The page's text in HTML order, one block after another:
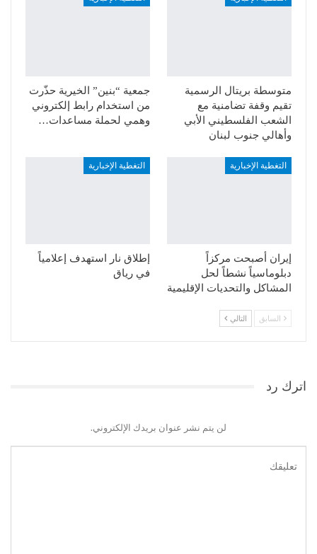
متوسطة بريتال الرسمية
تقيم وقفة تضامنية مع
الشعب الفلسطيني الأبي
وأهالي جنوب لبنان
جمعية “بنين” الخيرية حذّرت
من استخدام رابط إلكتروني
وهمي لحملة مساعدات…
التغطية الإخبارية
إيران أصبحت مركزاً
دبلوماسياً نشطاً لحل
المشاكل والتحديات الإقليمية
التغطية الإخبارية
إطلاق نار استهدف إعلامياً
في رياق
السابق التالي
اترك رد
لن يتم نشر عنوان بريدك الإلكتروني.